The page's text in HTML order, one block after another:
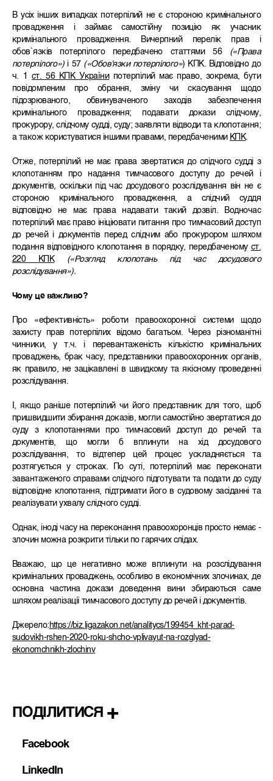
В усіх інших випадках потерпілий не є стороною кримінального
провадження і займає самостійну позицію як учасник
кримінального провадження. Вичерпний перелік прав і
обов`язків потерпілого передбачено статтями 56 («Права
потерпілого»)і 57 («Обов'язки потерпілого») КПК. Відповідно до
ч. 1ст. 56 КПК Українипотерпілий має право, зокрема, бути
повідомленим про обрання, зміну чи скасування щодо
підозрюваного, обвинуваченого заходів забезпечення
кримінального провадження; подавати докази слідчому,
прокурору, слідчому судді, суду; заявляти відводи та клопотання;
а також користуватися іншими правами, передбаченими КПК.
Отже, потерпілий не має права звертатися до слідчого судді з
клопотанням про надання тимчасового доступу до речей і
документів, оскільки під час досудового розслідування він не є
стороною кримінального провадження, а слідчий суддя
відповідно не має права надавати такий дозвіл. Водночас
потерпілий має право ініціювати питання про тимчасовий доступ
до речей і документів перед слідчим або прокурором шляхом
подання відповідного клопотання в порядку, передбаченому ст.
220 КПК
(«Розгляд клопотань під час досудового
розслідування»).
Чому це важливо?
Про «ефективність» роботи правоохоронної системи щодо
захисту прав потерпілих відомо багатьом. Через різноманітні
чинники, у т.ч. і перевантаженість кількістю кримінальних
проваджень, брак часу, представники правоохоронних органів,
як правило, не зацікавлені в швидкому та якісному проведенні
розслідування.
І, якщо раніше потерпілий чи його представник для того, щоб
пришвидшити збирання доказів, могли самостійно звертатися до
суду з клопотаннями про тимчасовий доступ до речей та
документів, що могли б вплинути на хід досудового
розслідування, то відтепер цей процес ускладняється та
розтягується у строках. По суті, потерпілий має переконати
завантаженого справами слідчого підготувати та подати до суду
відповідне клопотання, підтримати його в судовому засіданні та
реалізувати ухвалу слідчого судді.
Однак, іноді часу на переконання правоохоронців просто немає -
злочин можна розкрити тільки по гарячих слідах.
Вважаю, що це негативно може вплинути на розслідування
кримінальних проваджень, особливо в економічних злочинах, де
основна частина докази доведення вини збираються саме
шляхом реалізації тимчасового доступу до речей і документів.
Джерело: https://biz.ligazakon.net/analitycs/199454_kht-parad-
sudovikh-rshen-2020-roku-shcho-vplivayut-na-rozglyad-
ekonomchnikh-zlochinv
ПОДІЛИТИСЯ
Facebook
LinkedIn